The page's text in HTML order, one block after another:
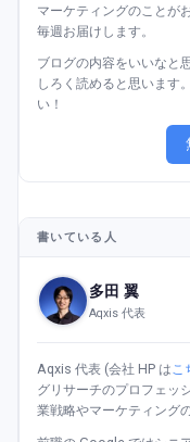
マーケティングのことが
毎週お届けします。
ブログの内容をいいなと
しろく読めると思います
い！
書いている人
多田 翼
Aqxis 代表
Aqxis 代表 (会社 HP はこ
グリサーチのプロフェッ
業戦略やマーケティング